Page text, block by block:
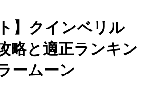
】クインベリル
略と適正ランキン
ームーン